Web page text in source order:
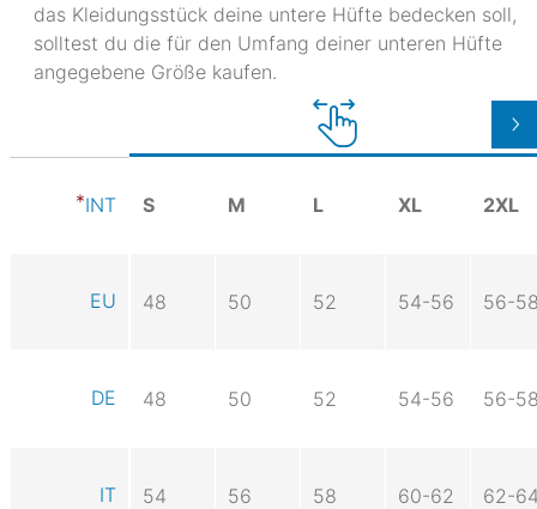
das Kleidungsstück deine untere Hüfte bedecken soll,
solltest du die für den Umfang deiner unteren Hüfte
angegebene Größe kaufen.
INT S M L XL 2XL
EU 48 50 52 54-56 56-
DE 48 50 52 54-56 56-
IT 54 56 58 60-62 62-